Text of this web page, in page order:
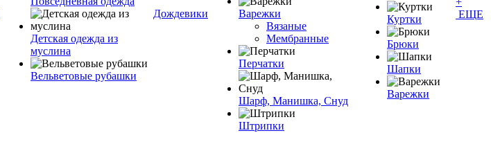
Детская одежда из
муслина
Вельветовые рубашки
Дождевики
Варежки
Вязаные
Мембранные
Перчатки
Шарф, Манишка, Снуд
Штрипки
Куртки
Брюки
Шапки
Варежки
ЕЩЕ